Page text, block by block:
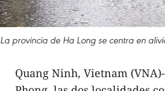
La provincia de Ha Long se centra en
Quang Ninh, Vietnam